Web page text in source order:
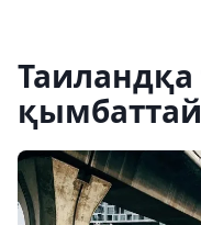
Таиландқа